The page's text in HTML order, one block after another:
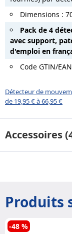
Dimensions :
Pack de 4
avec support,
d'emploi en
Code GTIN/
Détecteur de
de 19,95 € à 66,95 €
Accessoires
Produits
-48 %